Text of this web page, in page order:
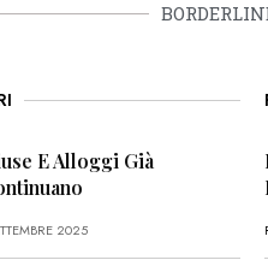
E Alloggi Già
2025